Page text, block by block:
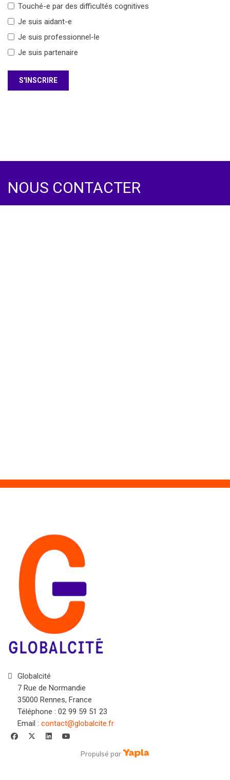
Touché-e par des difficultés cognitives
Je suis aidant-e
Je suis professionnel-le
Je suis partenaire
S'INSCRIRE
NOUS CONTACTER
Globalcité
7 Rue de Normandie
35000 Rennes, France
Téléphone : 02 99 59 51 23
Email : contact@globalcite.fr
facebookx-twitterlinkedin
Propulsé par